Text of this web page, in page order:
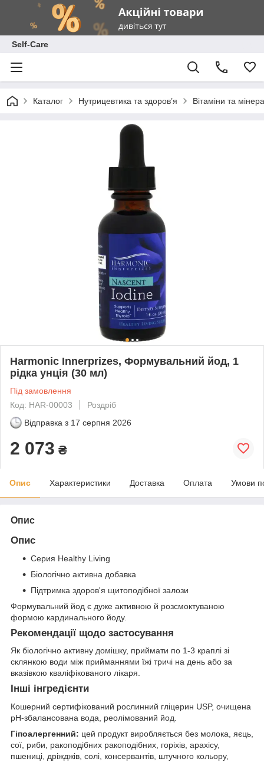
Self-Care
Каталог Нутрицевтика та здоров’я Вітаміни та
Harmonic Innerprizes, Формувальний йод, 1
рідка унція (30 мл)
Під замовлення
Код: HAR-00003
Роздріб
Відправка з 17 серпня 2026
2 073 ₴
Опис Характеристики Доставка Оплата Умови
Опис
Опис
Серия Healthy Living
Біологічно активна добавка
Підтримка здоров'я щитоподібної залози
Формувальний йод є дуже активною й розсмоктуваною
формою кардинального йоду.
Рекомендації щодо застосування
Як біологічно активну домішку, приймати по 1-3 краплі зі
склянкою води між прийманнями їжі тричі на день або за
вказівкою кваліфікованого лікаря.
Інші інгредієнти
Кошерний сертифікований рослинний гліцерин USP, очищена
pH-збалансована вода, реолімований йод.
Гіпоалергенний: цей продукт виробляється без молока, яєць,
сої, риби, ракоподібних ракоподібних, горіхів, арахісу,
пшениці, дріжджів, солі, консервантів, штучного кольору,